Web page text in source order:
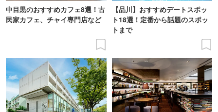
中目黒のおすすめカフェ8選！古
民家カフェ、チャイ専門店など
【品川】おすすめデートスポッ
ト18選！定番から話題のスポッ
トまで